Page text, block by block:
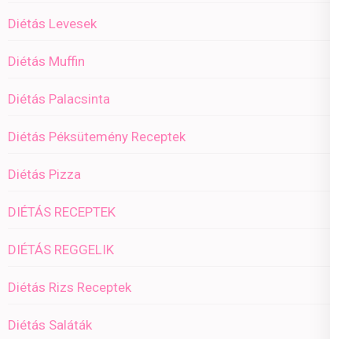
Diétás Levesek
Diétás Muffin
Diétás Palacsinta
Diétás Péksütemény Receptek
Diétás Pizza
DIÉTÁS RECEPTEK
DIÉTÁS REGGELIK
Diétás Rizs Receptek
Diétás Saláták